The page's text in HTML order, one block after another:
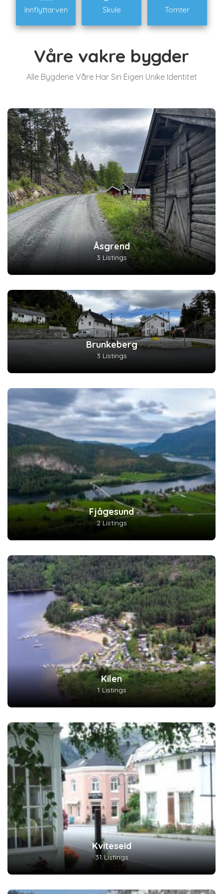
Innflyttarven Skule Tomter
Våre vakre bygder
Alle Bygdene Våre Har Sin Eigen Unike Identitet
Åsgrend
3 Listings
Brunkeberg
3 Listings
Fjågesund
2 Listings
Kilen
1 Listings
Kviteseid
31 Listings